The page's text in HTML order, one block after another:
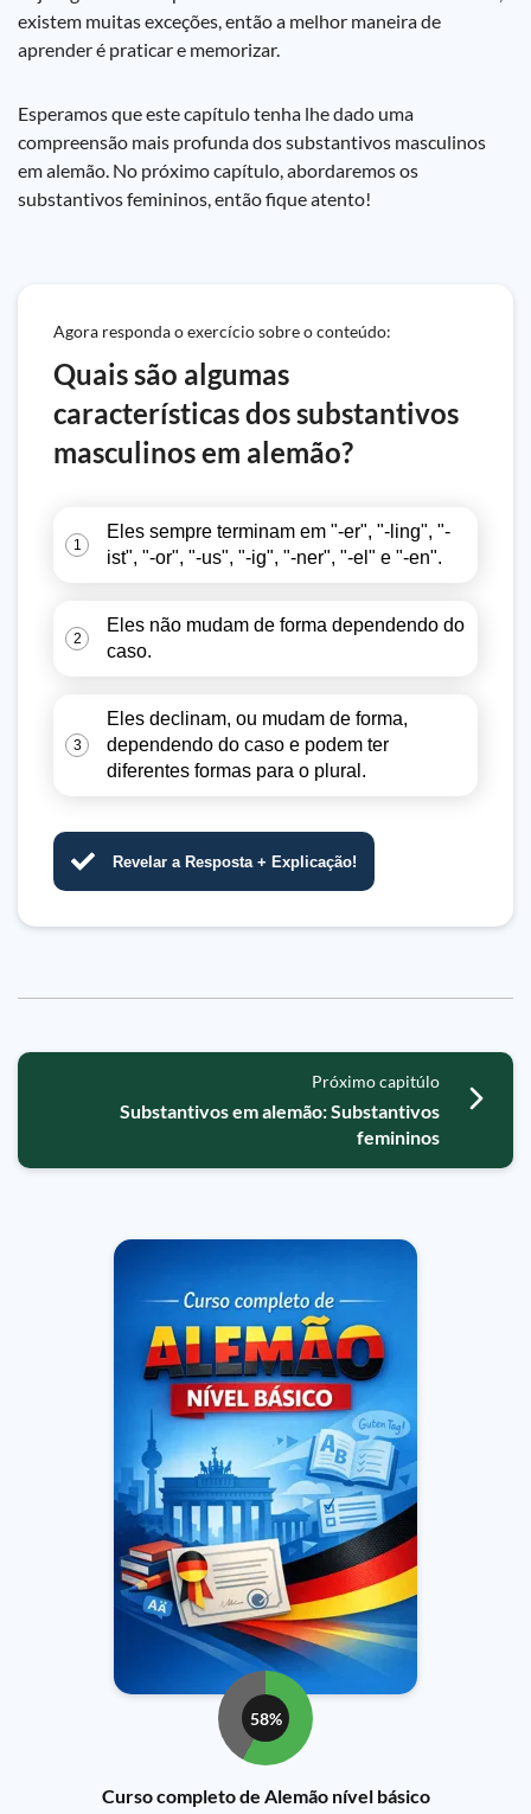
existem muitas exceções, então a melhor maneira de
aprender é praticar e memorizar.
Esperamos que este capítulo tenha lhe dado uma
compreensão mais profunda dos substantivos masculinos
em alemão. No próximo capítulo, abordaremos os
substantivos femininos, então fique atento!
Agora responda o exercício sobre o conteúdo:
Quais são algumas
características dos substantivos
masculinos em alemão?
1
Eles sempre terminam em "-er", "-ling", "-
ist", "-or", "-us", "-ig", "-ner", "-el" e "-en".
2
Eles não mudam de forma dependendo do
caso.
3
Eles declinam, ou mudam de forma,
dependendo do caso e podem ter
diferentes formas para o plural.
Revelar a Resposta + Explicação!
Próximo capitúlo
Substantivos em alemão: Substantivos
femininos
58%
Curso completo de Alemão nível básico